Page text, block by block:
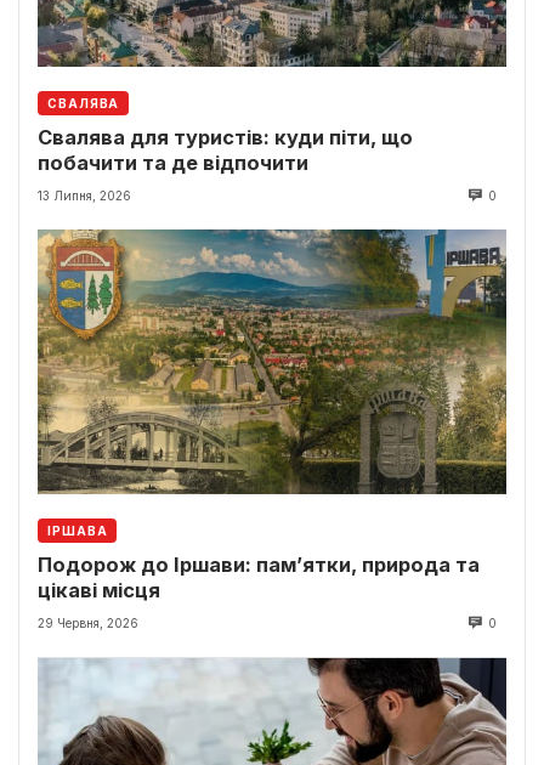
СВАЛЯВА
Свалява для туристів: куди піти, що
побачити та де відпочити
13 Липня, 2026 0
ІРШАВА
Подорож до Іршави: пам’ятки, природа та
цікаві місця
29 Червня, 2026 0